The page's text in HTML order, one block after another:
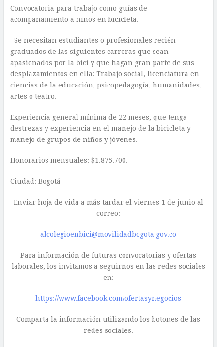
Convocatoria para trabajo como guías de
acompañamiento a niños en bicicleta.
Se necesitan estudiantes o profesionales recién
graduados de las siguientes carreras que sean
apasionados por la bici y que hagan gran parte de sus
desplazamientos en ella: Trabajo social, licenciatura en
ciencias de la educación, psicopedagogía, humanidades,
artes o teatro.
Experiencia general mínima de 22 meses, que tenga
destrezas y experiencia en el manejo de la bicicleta y
manejo de grupos de niños y jóvenes.
Honorarios mensuales: $1.875.700.
Ciudad: Bogotá
Enviar hoja de vida a más tardar el viernes 1 de junio al
correo:
alcolegioenbici@movilidadbogota.gov.co
Para información de futuras convocatorias y ofertas
laborales, los invitamos a seguirnos en las redes sociales
en:
https://www.facebook.com/ofertasynegocios
Comparta la información utilizando los botones de las
redes sociales.